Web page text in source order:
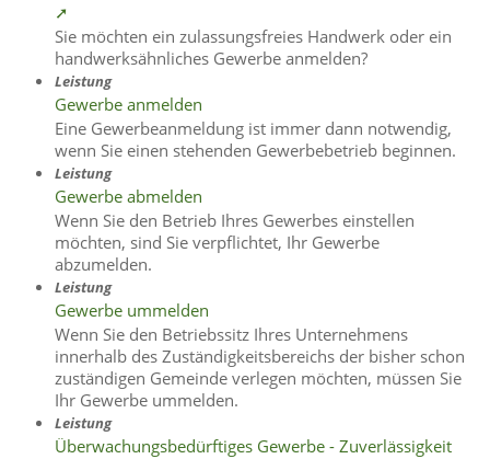
➚
Sie möchten ein zulassungsfreies Handwerk oder ein
handwerksähnliches Gewerbe anmelden?
Leistung
Gewerbe anmelden
Eine Gewerbeanmeldung ist immer dann notwendig,
wenn Sie einen stehenden Gewerbebetrieb beginnen.
Leistung
Gewerbe abmelden
Wenn Sie den Betrieb Ihres Gewerbes einstellen
möchten, sind Sie verpflichtet, Ihr Gewerbe
abzumelden.
Leistung
Gewerbe ummelden
Wenn Sie den Betriebssitz Ihres Unternehmens
innerhalb des Zuständigkeitsbereichs der bisher schon
zuständigen Gemeinde verlegen möchten, müssen Sie
Ihr Gewerbe ummelden.
Leistung
Überwachungsbedürftiges Gewerbe - Zuverlässigkeit